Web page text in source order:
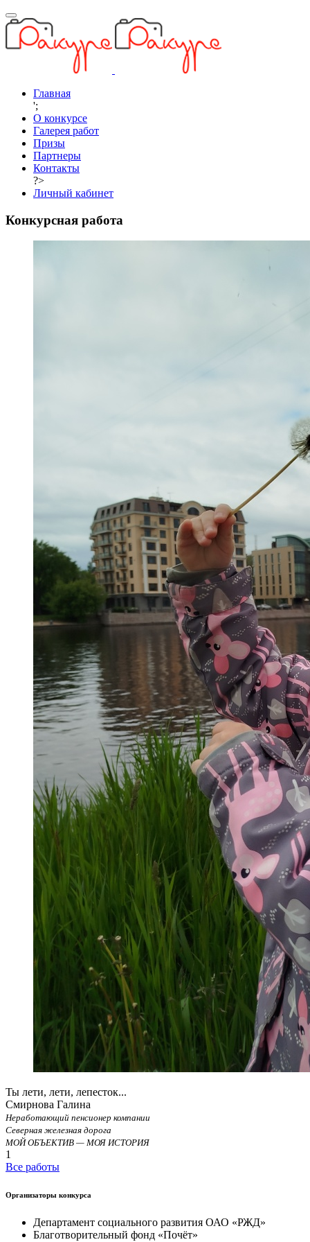
Главная
';
О конкурсе
Галерея работ
Призы
Партнеры
Контакты
?>
Личный кабинет
Конкурсная работа
Ты лети, лети, лепесток...
Смирнова Галина
Неработающий пенсионер компании
Северная железная дорога
МОЙ ОБЪЕКТИВ — МОЯ ИСТОРИЯ
1
Все работы
Организаторы конкурса
Департамент социального развития ОАО «РЖД»
Благотворительный фонд «Почёт»